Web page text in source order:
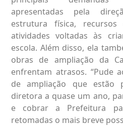
apresentadas pela
estrutura física,
atividades voltadas às
escola. Além disso, ela
obras de ampliação da
enfrentam atrasos. “Pude
de ampliação que estão
diretora a quase um ano,
e cobrar a Prefeitura
retomadas o mais breve